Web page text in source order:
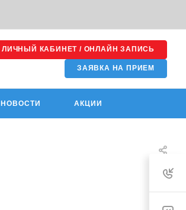
ЛИЧНЫЙ КАБИНЕТ / ОНЛАЙН ЗАПИСЬ
ЗАЯВКА НА ПРИЕМ
НОВОСТИ АКЦИИ